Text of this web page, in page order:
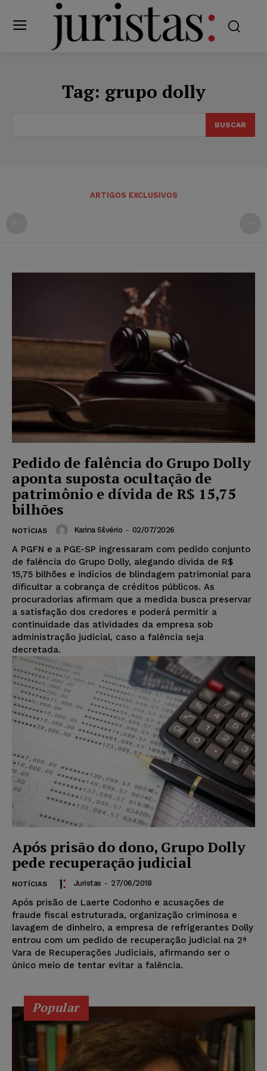
Tag: grupo dolly
BUSCAR
ARTIGOS EXCLUSIVOS
Pedido de falência do Grupo Dolly
aponta suposta ocultação de
patrimônio e dívida de R$ 15,75
bilhões
NOTÍCIAS Karina Silvério - 02/07/2026
A PGFN e a PGE-SP ingressaram com pedido conjunto
de falência do Grupo Dolly, alegando dívida de R$
15,75 bilhões e indícios de blindagem patrimonial para
dificultar a cobrança de créditos públicos. As
procuradorias afirmam que a medida busca preservar
a satisfação dos credores e poderá permitir a
continuidade das atividades da empresa sob
administração judicial, caso a falência seja
decretada.
Após prisão do dono, Grupo Dolly
pede recuperação judicial
NOTÍCIAS Juristas - 27/06/2018
Após prisão de Laerte Codonho e acusações de
fraude fiscal estruturada, organização criminosa e
lavagem de dinheiro, a empresa de refrigerantes Dolly
entrou com um pedido de recuperação judicial na 2ª
Vara de Recuperações Judiciais, afirmando ser o
único meio de tentar evitar a falência.
Popular